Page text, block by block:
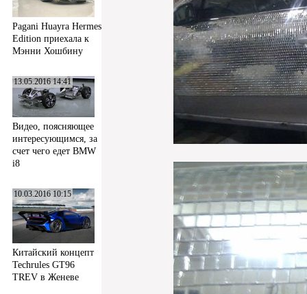
Pagani Huayra Hermes
Edition приехала к
Мэнни Хошбину
13.05.2016 14:41
Видео, поясняющее
интересующимся, за
счет чего едет BMW
i8
10.03.2016 10:15
Китайский концепт
Techrules GT96
TREV в Женеве